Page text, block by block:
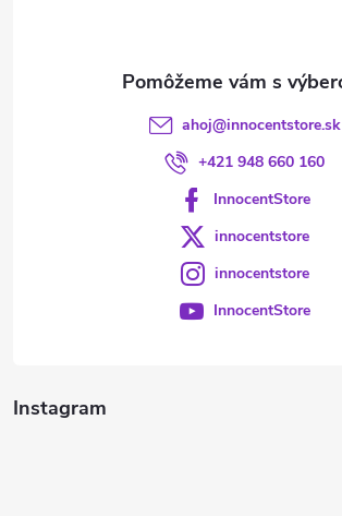
Instagram
ahoj@innocentstore.sk
+421 948 660 160
InnocentStore
innocentstore
innocentstore
InnocentStore